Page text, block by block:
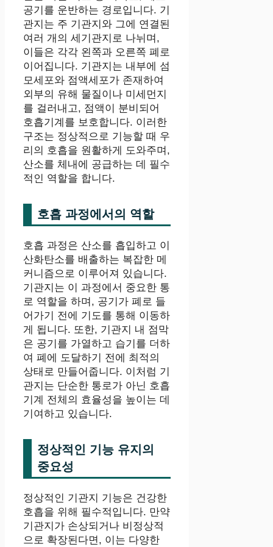
공기를 운반하는 경로입니다. 기
관지는 주 기관지와 그에 연결된
여러 개의 세기관지로 나뉘며,
이들은 각각 왼쪽과 오른쪽 폐로
이어집니다. 기관지는 내부에 섬
모세포와 점액세포가 존재하여
외부의 유해 물질이나 미세먼지
를 걸러내고, 점액이 분비되어
호흡기계를 보호합니다. 이러한
구조는 정상적으로 기능할 때 우
리의 호흡을 원활하게 도와주며,
산소를 체내에 공급하는 데 필수
적인 역할을 합니다.
호흡 과정에서의 역할
호흡 과정은 산소를 흡입하고 이
산화탄소를 배출하는 복잡한 메
커니즘으로 이루어져 있습니다.
기관지는 이 과정에서 중요한 통
로 역할을 하며, 공기가 폐로 들
어가기 전에 기도를 통해 이동하
게 됩니다. 또한, 기관지 내 점막
은 공기를 가열하고 습기를 더하
여 폐에 도달하기 전에 최적의
상태로 만들어줍니다. 이처럼 기
관지는 단순한 통로가 아닌 호흡
기계 전체의 효율성을 높이는 데
기여하고 있습니다.
정상적인 기능 유지의
중요성
정상적인 기관지 기능은 건강한
호흡을 위해 필수적입니다. 만약
기관지가 손상되거나 비정상적
으로 확장된다면, 이는 다양한